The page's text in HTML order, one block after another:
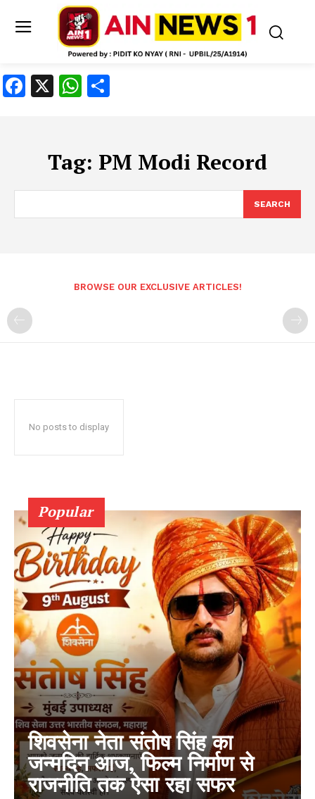
Facebook
X WhatsApp
Tag: PM Modi Record
SEARCH
BROWSE OUR EXCLUSIVE ARTICLES!
No posts to display
Popular
शिवसेना नेता संतोष सिंह का
जन्मदिन आज, फिल्म निर्माण से
राजनीति तक ऐसा रहा सफर